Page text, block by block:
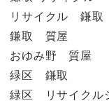
リサイクル 鎌取
鎌取 質屋
おゆみ野 質屋
緑区 鎌取
緑区 リサイクル